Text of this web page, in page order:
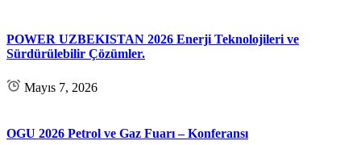
POWER UZBEKISTAN 2026 Enerji Teknolojileri ve
Sürdürülebilir Çözümler.
Mayıs 7, 2026
OGU 2026 Petrol ve Gaz Fuarı – Konferansı